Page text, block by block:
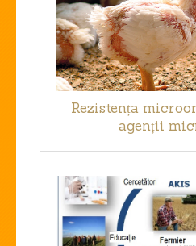
Rezistența
agenții